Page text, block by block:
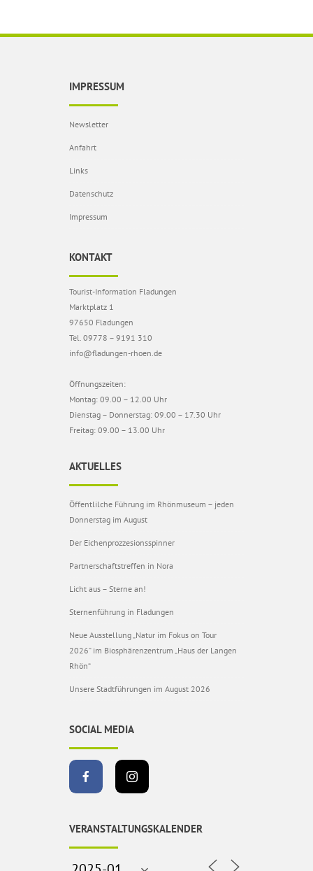
IMPRESSUM
Newsletter
Anfahrt
Links
Datenschutz
Impressum
KONTAKT
Tourist-Information Fladungen
Marktplatz 1
97650 Fladungen
Tel. 09778 – 9191 310
info@fladungen-rhoen.de
Öffnungszeiten:
Montag: 09.00 – 12.00 Uhr
Dienstag – Donnerstag: 09.00 – 17.30 Uhr
Freitag: 09.00 – 13.00 Uhr
AKTUELLES
Öffentlilche Führung im Rhönmuseum – jeden
Donnerstag im August
Der Eichenprozzesionsspinner
Partnerschaftstreffen in Nora
Licht aus – Sterne an!
Sternenführung in Fladungen
Neue Ausstellung „Natur im Fokus on Tour
2026“ im Biosphärenzentrum „Haus der Langen
Rhön“
Unsere Stadtführungen im August 2026
SOCIAL MEDIA
VERANSTALTUNGSKALENDER